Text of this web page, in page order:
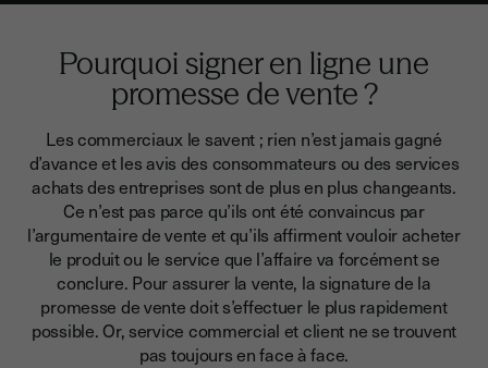
Pourquoi signer en ligne une
promesse de vente ?
Les commerciaux le savent ; rien n’est jamais gagné
d’avance et les avis des consommateurs ou des services
achats des entreprises sont de plus en plus changeants.
Ce n’est pas parce qu’ils ont été convaincus par
l’argumentaire de vente et qu’ils affirment vouloir acheter
le produit ou le service que l’affaire va forcément se
conclure. Pour assurer la vente, la signature de la
promesse de vente doit s’effectuer le plus rapidement
possible. Or, service commercial et client ne se trouvent
pas toujours en face à face.